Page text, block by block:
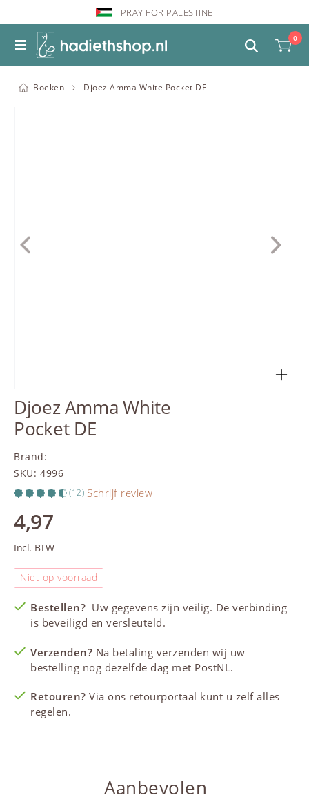
PRAY FOR PALESTINE
0
Boeken Djoez Amma White Pocket DE
Djoez Amma White
Pocket DE
Brand:
SKU: 4996
(12) Schrijf review
4,97
Incl. BTW
Niet op voorraad
Bestellen? Uw gegevens zijn veilig. De verbinding
is beveiligd en versleuteld.
Verzenden? Na betaling verzenden wij uw
bestelling nog dezelfde dag met PostNL.
Retouren? Via ons retourportaal kunt u zelf alles
regelen.
Aanbevolen